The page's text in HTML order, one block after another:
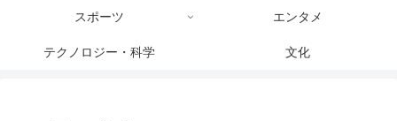
スポーツ エンタメ
テクノロジー・科学 文化